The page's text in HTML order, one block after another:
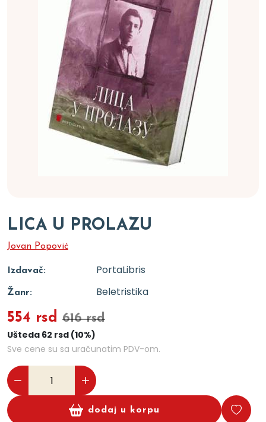
LICA U PROLAZU
Jovan Popović
Izdavač: PortaLibris
Žanr: Beletristika
554 rsd 616 rsd
Ušteda 62 rsd (10%)
Sve cene su sa uračunatim PDV-om.
dodaj u korpu